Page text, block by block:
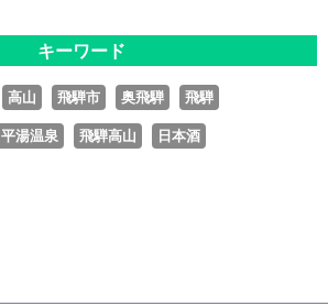
キーワード
高山 飛騨市 奥飛騨
飛騨
平湯温泉 飛騨高山 日本酒